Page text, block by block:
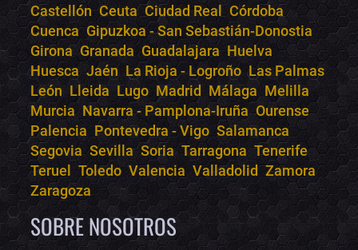
Castellón Ceuta Ciudad Real Córdoba
Cuenca Gipuzkoa - San Sebastián-Donostia
Girona Granada Guadalajara Huelva
Huesca Jaén La Rioja - Logroño Las Palmas
León Lleida Lugo Madrid Málaga Melilla
Murcia Navarra - Pamplona-Iruña Ourense
Palencia Pontevedra - Vigo Salamanca
Segovia Sevilla Soria Tarragona Tenerife
Teruel Toledo Valencia Valladolid Zamora
Zaragoza
SOBRE NOSOTROS